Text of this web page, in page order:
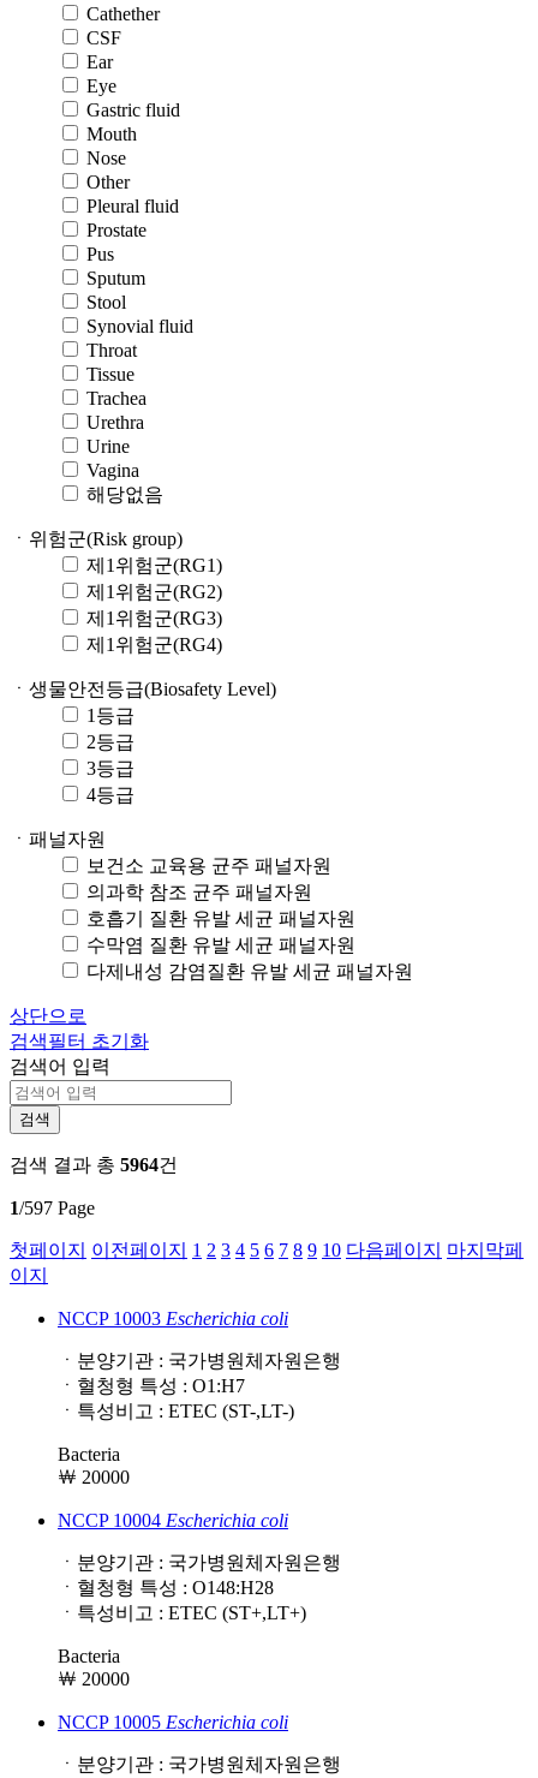
Cathether
CSF
Ear
Eye
Gastric fluid
Mouth
Nose
Other
Pleural fluid
Prostate
Pus
Sputum
Stool
Synovial fluid
Throat
Tissue
Trachea
Urethra
Urine
Vagina
해당없음
ㆍ위험군(Risk group)
제1위험군(RG1)
제1위험군(RG2)
제1위험군(RG3)
제1위험군(RG4)
ㆍ생물안전등급(Biosafety Level)
1등급
2등급
3등급
4등급
ㆍ패널자원
보건소 교육용 균주 패널자원
의과학 참조 균주 패널자원
호흡기 질환 유발 세균 패널자원
수막염 질환 유발 세균 패널자원
다제내성 감염질환 유발 세균 패널자원
상단으로
검색필터 초기화
검색어 입력
검색 결과 총 5964건
1/597 Page
첫페이지 이전페이지 1 2 3 4 5 6 7 8 9 10 다음페이지
마지막페
이지
NCCP 10003 Escherichia coli
ㆍ분양기관 : 국가병원체자원은행
ㆍ혈청형 특성 : O1:H7
ㆍ특성비고 : ETEC (ST-,LT-)
Bacteria
￦ 20000
NCCP 10004 Escherichia coli
ㆍ분양기관 : 국가병원체자원은행
ㆍ혈청형 특성 : O148:H28
ㆍ특성비고 : ETEC (ST+,LT+)
Bacteria
￦ 20000
NCCP 10005 Escherichia coli
ㆍ분양기관 : 국가병원체자원은행